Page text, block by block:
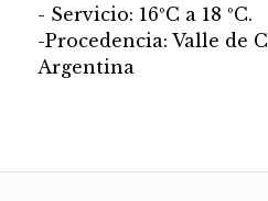
- Servicio: 16ºC a 18 ºC.
-Procedencia: Valle de
Argentina